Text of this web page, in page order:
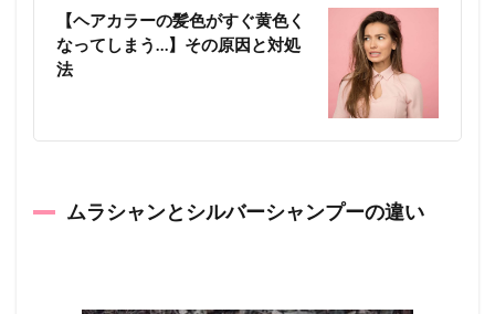
3.2
2位：
N.
ャン
【ヘアカラーの髪色がすぐ黄色く
なってしまう…】その原因と対処
法
ムラシャンとシルバーシャンプーの違い